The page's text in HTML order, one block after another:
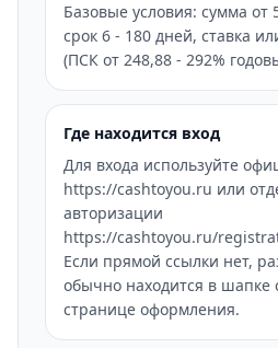
Базовые условия: сумма от
срок 6 - 180 дней, ставка
(ПСК от 248,88 - 292%
Где находится вход
Для входа используйте
https://cashtoyou.ru или
авторизации
https://cashtoyou.ru/
Если прямой ссылки нет,
обычно находится в
странице оформления.